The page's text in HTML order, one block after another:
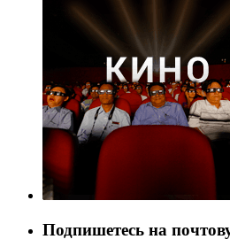
Подпишетесь на